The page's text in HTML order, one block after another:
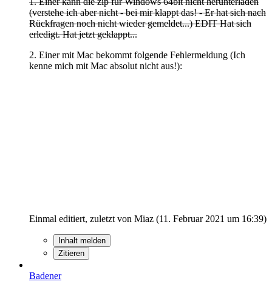
(verstehe ich aber nicht - bei mir klappt das! - Er hat sich nach
Rückfragen noch nicht wieder gemeldet...) EDIT Hat sich
erledigt. Hat jetzt geklappt...
2. Einer mit Mac bekommt folgende Fehlermeldung (Ich
kenne mich mit Mac absolut nicht aus!):
Einmal editiert, zuletzt von Miaz (11. Februar 2021 um 16:39)
Inhalt melden
Zitieren
Badener